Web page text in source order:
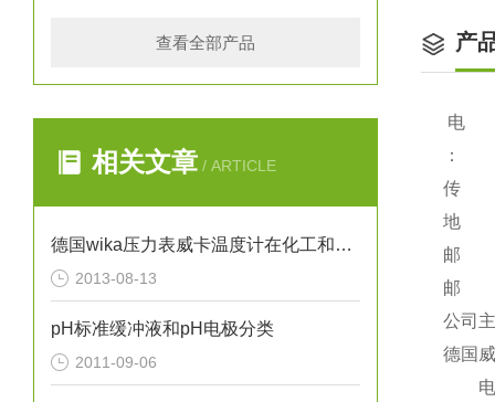
查看全部产品
相关文章 / ARTICLE
德国wika压力表威卡温度计在化工和石油行业的应用
2013-08-13
pH标准缓冲液和pH电极分类
2011-09-06
产
电
：
传 真
地 址
邮
邮
公司
德国
电